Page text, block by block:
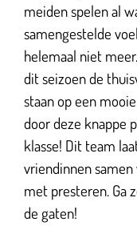
meiden spelen al
samengestelde
helemaal niet
dit seizoen de
staan op een
door deze knappe
klasse! Dit team
vriendinnen
met presteren. Ga
de gaten!